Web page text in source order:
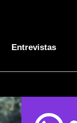
Entrevistas